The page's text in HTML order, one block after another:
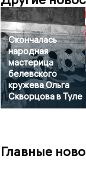
Скончалась
народная
мастерица
белевского
кружева Ольга
Скворцова в Туле
Главные